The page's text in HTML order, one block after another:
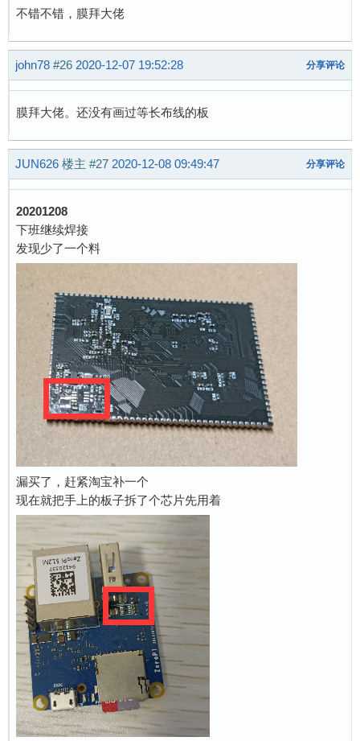
不错不错，膜拜大佬
john78 #26 2020-12-07 19:52:28 分享评论
膜拜大佬。还没有画过等长布线的板
JUN626 楼主 #27 2020-12-08 09:49:47 分享评论
20201208
下班继续焊接
发现少了一个料
漏买了，赶紧淘宝补一个
现在就把手上的板子拆了个芯片先用着